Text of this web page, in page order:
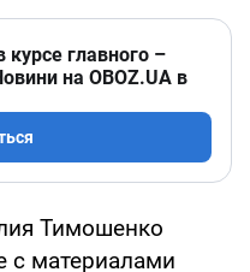
главного –
на OBOZ.UA в
Тимошенко
с материалами